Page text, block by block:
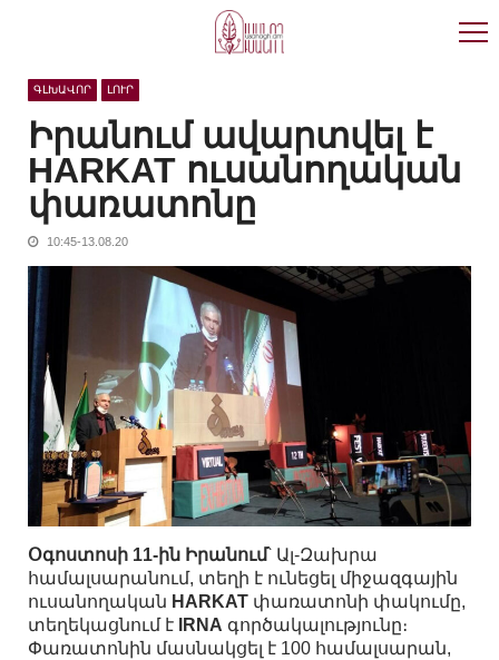
ԳԼԽԱՎՈՐ ԼՈՒՐ
Իրանում ավարտվել է
HARKAT ուսանողական
փառատոնը
10:45-13.08.20
Օգոստոսի 11-ին Իրանում՝ Ալ-Զախրա
համալսարանում, տեղի է ունեցել միջազգային
ուսանողական HARKAT փառատոնի փակումը,
տեղեկացնում է
IRNA գործակալությունը։
Փառատոնին մասնակցել է 100 համալսարան,